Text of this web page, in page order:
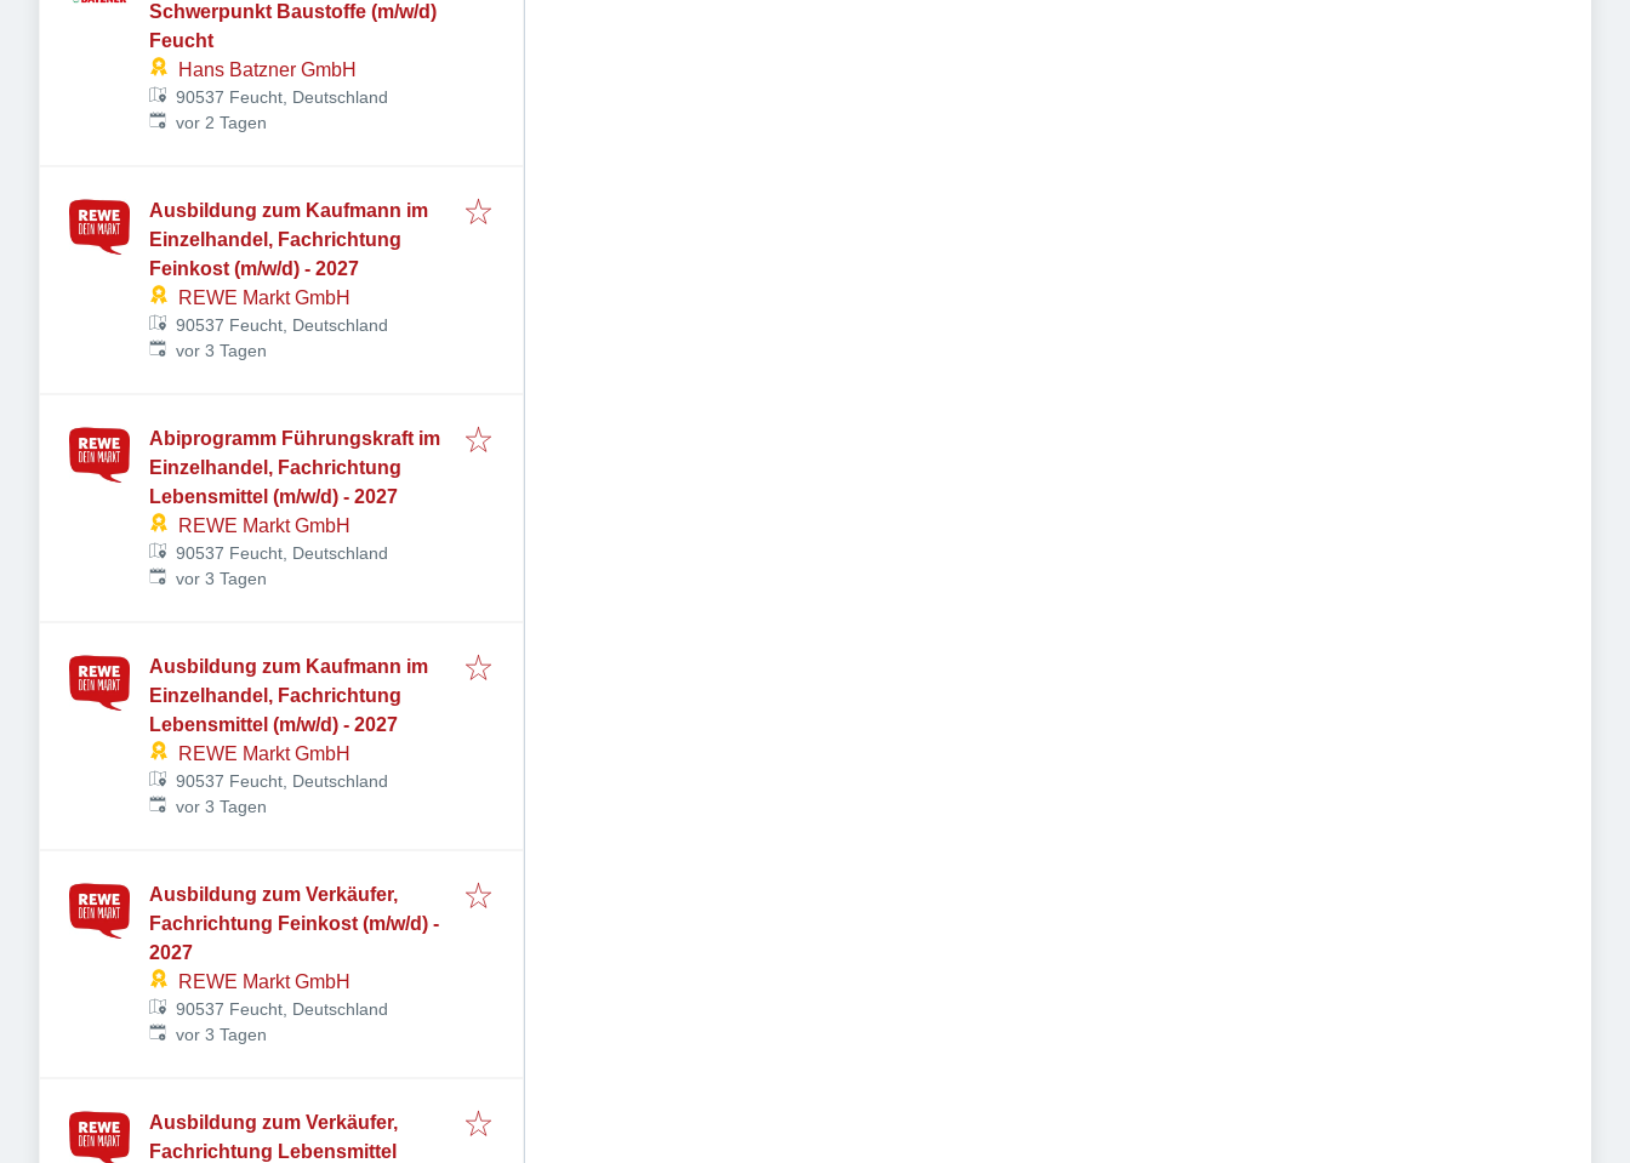
Schwerpunkt Baustoffe (m/w/d)
Feucht
Hans Batzner GmbH
90537 Feucht, Deutschland
Veröffentlicht:
vor 2 Tagen
Ausbildung zum Kaufmann im
Einzelhandel, Fachrichtung
Feinkost (m/w/d) - 2027
REWE Markt GmbH
90537 Feucht, Deutschland
Veröffentlicht:
vor 3 Tagen
Abiprogramm Führungskraft im
Einzelhandel, Fachrichtung
Lebensmittel (m/w/d) - 2027
REWE Markt GmbH
90537 Feucht, Deutschland
Veröffentlicht:
vor 3 Tagen
Ausbildung zum Kaufmann im
Einzelhandel, Fachrichtung
Lebensmittel (m/w/d) - 2027
REWE Markt GmbH
90537 Feucht, Deutschland
Veröffentlicht:
vor 3 Tagen
Ausbildung zum Verkäufer,
Fachrichtung Feinkost (m/w/d) -
2027
REWE Markt GmbH
90537 Feucht, Deutschland
Veröffentlicht:
vor 3 Tagen
Ausbildung zum Verkäufer,
Fachrichtung Lebensmittel